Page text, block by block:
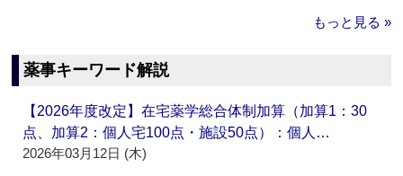
もっと見る »
薬事キーワード解説
【2026年度改定】在宅薬学総合体制加算（加算1：30
点、加算2：個人宅100点・施設50点）：個人…
2026年03月12日 (木)